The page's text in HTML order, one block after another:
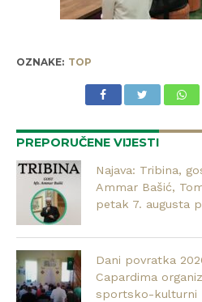
OZNAKE: TOP
PREPORUČENE VIJESTI
Najava: Tribina,
Ammar Bašić,
petak 7. augusta
Dani povratka
Capardima
sportsko-kulturni